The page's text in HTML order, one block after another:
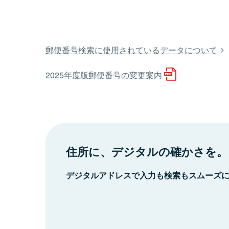
郵便番号検索に使用されているデータについて
2025年度版郵便番号の変更案内
住所に、デジタルの確かさを。
デジタルアドレスで入力も検索もスムーズ